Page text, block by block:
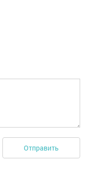
Отправить